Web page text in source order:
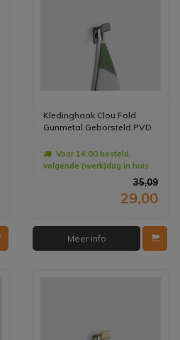
Kledinghaak Clou Fold
Gunmetal Geborsteld PVD
Voor 14:00 besteld,
volgende (werk)dag in huis
35,09
29,00
Meer info